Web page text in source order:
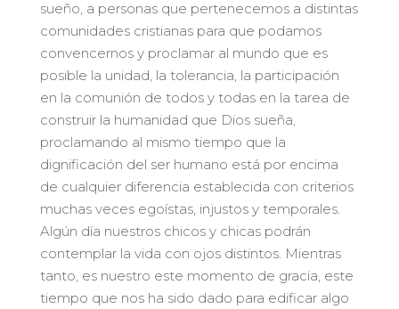
sueño, a personas que pertenecemos a distintas
comunidades cristianas para que podamos
convencernos y proclamar al mundo que es
posible la unidad, la tolerancia, la participación
en la comunión de todos y todas en la tarea de
construir la humanidad que Dios sueña,
proclamando al mismo tiempo que la
dignificación del ser humano está por encima
de cualquier diferencia establecida con criterios
muchas veces egoístas, injustos y temporales.
Algún día nuestros chicos y chicas podrán
contemplar la vida con ojos distintos. Mientras
tanto, es nuestro este momento de gracia, este
tiempo que nos ha sido dado para edificar algo